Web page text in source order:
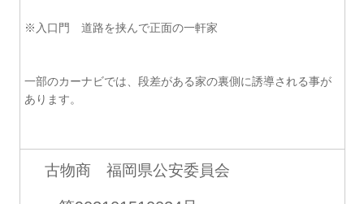
※入口門 道路を挟んで正面の一軒家
一部のカーナビでは、段差がある家の裏側に誘導される事が
あります。
古物商 福岡県公安委員会